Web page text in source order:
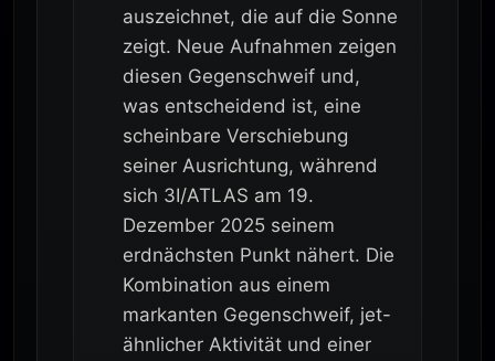
auszeichnet, die auf die Sonne
zeigt. Neue Aufnahmen zeigen
diesen Gegenschweif und,
was entscheidend ist, eine
scheinbare Verschiebung
seiner Ausrichtung, während
sich 3I/ATLAS am 19.
Dezember 2025 seinem
erdnächsten Punkt nähert. Die
Kombination aus einem
markanten Gegenschweif, jet-
ähnlicher Aktivität und einer